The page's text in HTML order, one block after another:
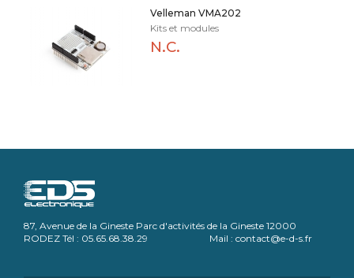
Velleman VMA202
Kits et modules
N.C.
87, Avenue de la Gineste Parc d'activités de la Gineste 12000
RODEZ Tél : 05.65.68.38.29 Mail : contact@e-d-s.fr